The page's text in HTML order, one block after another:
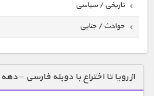
تاریخی / سیاسی
حوادث / جنایی
دنیای خوراکی ها
زمین شناسی / محیط زیست
از رویا تا اختراع با دوبله فارسی – دهه 1940